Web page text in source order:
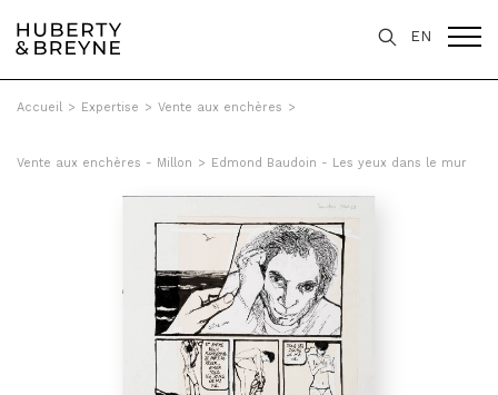
EN
Accueil > Expertise > Vente aux enchères >
Vente aux enchères - Millon > Edmond Baudoin - Les yeux dans le mur